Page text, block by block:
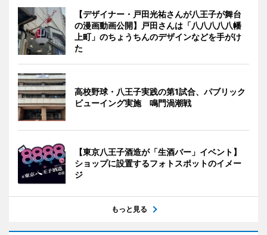
【デザイナー・戸田光祐さんが八王子が舞台
の漫画動画公開】戸田さんは「八八八八八幡
上町」のちょうちんのデザインなどを手がけ
た
高校野球・八王子実践の第1試合、パブリック
ビューイング実施 鳴門渦潮戦
【東京八王子酒造が「生酒バー」イベント】
ショップに設置するフォトスポットのイメー
ジ
もっと見る